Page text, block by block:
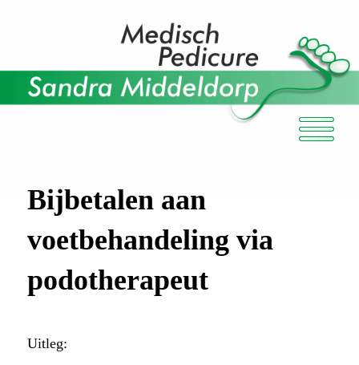
Bijbetalen aan
voetbehandeling via
podotherapeut
Uitleg: